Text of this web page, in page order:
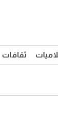
ثقافات